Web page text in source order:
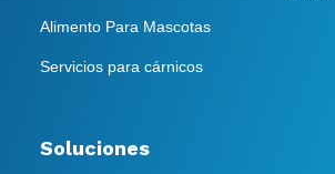
Alimento Para Mascotas
Servicios para cárnicos
Soluciones